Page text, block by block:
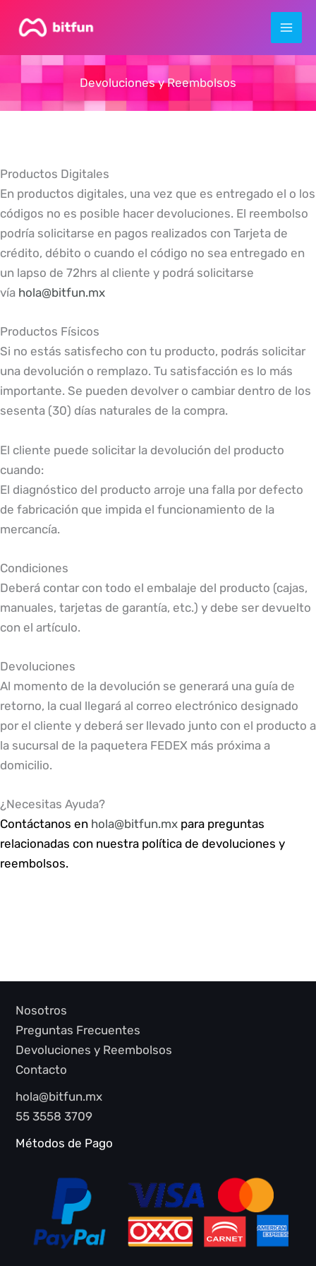
Devoluciones y Reembolsos
Productos Digitales
En productos digitales, una vez que es entregado el o los
códigos no es posible hacer devoluciones. El reembolso
podría solicitarse en pagos realizados con Tarjeta de
crédito, débito o cuando el código no sea entregado en
un lapso de 72hrs al cliente y podrá solicitarse
vía hola@bitfun.mx
Productos Físicos
Si no estás satisfecho con tu producto, podrás solicitar
una devolución o remplazo. Tu satisfacción es lo más
importante. Se pueden devolver o cambiar dentro de los
sesenta (30) días naturales de la compra.
El cliente puede solicitar la devolución del producto
cuando:
El diagnóstico del producto arroje una falla por defecto
de fabricación que impida el funcionamiento de la
mercancía.
Condiciones
Deberá contar con todo el embalaje del producto (cajas,
manuales, tarjetas de garantía, etc.) y debe ser devuelto
con el artículo.
Devoluciones
Al momento de la devolución se generará una guía de
retorno, la cual llegará al correo electrónico designado
por el cliente y deberá ser llevado junto con el producto a
la sucursal de la paquetera FEDEX más próxima a
domicilio.
¿Necesitas Ayuda?
Contáctanos en hola@bitfun.mx para preguntas
relacionadas con nuestra política de devoluciones y
reembolsos.
Nosotros
Preguntas Frecuentes
Devoluciones y Reembolsos
Contacto
hola@bitfun.mx
55 3558 3709
Métodos de Pago